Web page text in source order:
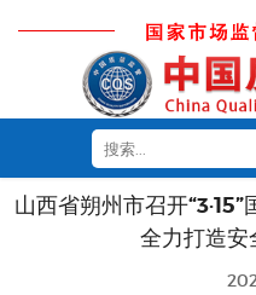
山西省朔州市召开
全力打造